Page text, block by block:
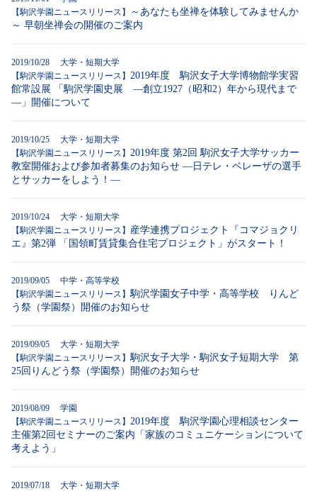
【駒沢学園ニュースリリース】
～あなたも坐禅を体験してみませんか
～ 早朝坐禅会の開催のご案内
2019/10/28 大学・短期大学
【駒沢学園ニュースリリース】 2019年度 駒沢女子大学博物館学実習
館常設展 「駒沢学園史展 ―創立1927（昭和2）年から現代まで
―」開催について
2019/10/25 大学・短期大学
【駒沢学園ニュースリリース】 2019年度 第2回 駒沢女子大学サッカー
教室開催および参加者募集のお知らせ ―日テレ・ベレーザの選手
とサッカーをしよう！―
2019/10/24 大学・短期大学
【駒沢学園ニュースリリース】 産学連携プロジェクト『コマジョクリ
エ』第2弾 「国領町賃貸集合住宅プロジェクト」がスタート！
2019/09/05 中学・高等学校
【駒沢学園ニュースリリース】駒沢学園女子中学・高等学校 りんど
う祭（学園祭）開催のお知らせ
2019/09/05 大学・短期大学
【駒沢学園ニュースリリース】駒沢女子大学・駒沢女子短期大学 第
25回りんどう祭（学園祭）開催のお知らせ
2019/08/09 学園
【駒沢学園ニュースリリース】 2019年度 駒沢学園心理相談センター
主催第2回セミナーのご案内「家族のコミュニケーションについて
考えよう」
2019/07/18 大学・短期大学